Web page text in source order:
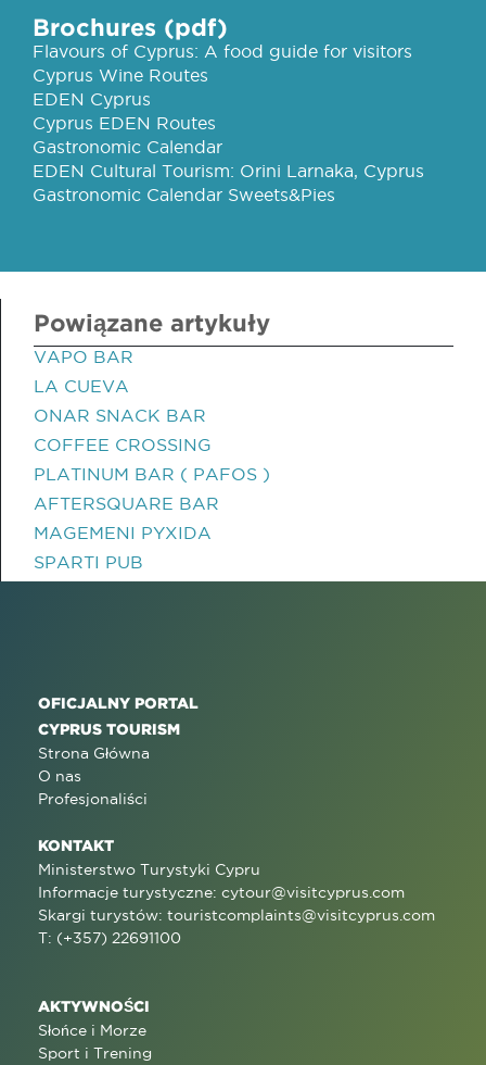
Brochures (pdf)
Flavours of Cyprus: A food guide for visitors
Cyprus Wine Routes
EDEN Cyprus
Cyprus EDEN Routes
Gastronomic Calendar
EDEN Cultural Tourism: Orini Larnaka, Cyprus
Gastronomic Calendar Sweets&Pies
Powiązane artykuły
VAPO BAR
LA CUEVA
ONAR SNACK BAR
COFFEE CROSSING
PLATINUM BAR ( PAFOS )
AFTERSQUARE BAR
MAGEMENI PYXIDA
SPARTI PUB
OFICJALNY PORTAL
CYPRUS TOURISM
Strona Główna
O nas
Profesjonaliści
KONTAKT
Ministerstwo Turystyki Cypru
Informacje turystyczne: cytour@visitcyprus.com
Skargi turystów: touristcomplaints@visitcyprus.com
T: (+357) 22691100
AKTYWNOŚCI
Słońce i Morze
Sport i Trening